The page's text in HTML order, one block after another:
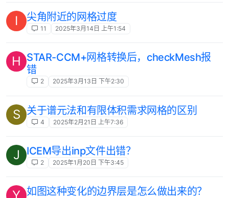
I 尖角附近的网格过度
11 2025年3月14日 上午1:54
H STAR-CCM+网格转换后，checkMesh报
错
2 2025年3月13日 下午2:30
S 关于谱元法和有限体积需求网格的区别
4 2025年2月21日 上午7:36
J ICEM导出inp文件出错？
2 2025年1月20日 下午3:45
如图这种变化的边界层是怎么做出来的？